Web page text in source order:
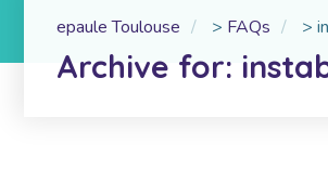
epaule Toulouse > FAQs >
Archive for: